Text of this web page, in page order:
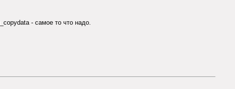
- самое то что надо.